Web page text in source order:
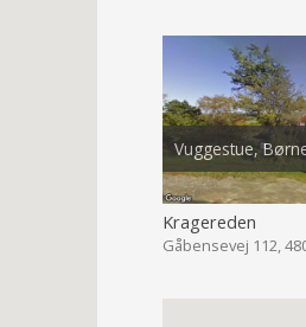
Vuggestue,
Kragereden
Gåbensevej 112,